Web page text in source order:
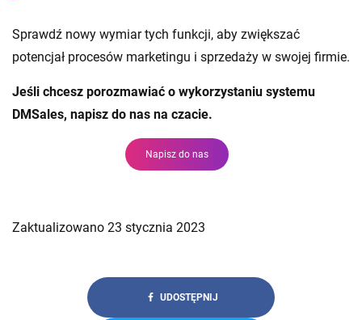
Sprawdź nowy wymiar tych funkcji, aby zwiększać
potencjał procesów marketingu i sprzedaży w swojej firmie.
Jeśli chcesz porozmawiać o wykorzystaniu systemu
DMSales, napisz do nas na czacie.
Napisz do nas
Zaktualizowano 23 stycznia 2023
UDOSTĘPNIJ